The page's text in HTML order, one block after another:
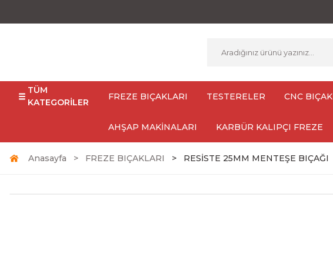
TÜM
KATEGORİLER
FREZE BIÇAKLARI TESTERELER CNC
AHŞAP MAKİNALARI KARBÜR KALIPÇI FREZE
Anasayfa FREZE BIÇAKLARI RESİSTE 25MM MENTEŞE BIÇAĞI